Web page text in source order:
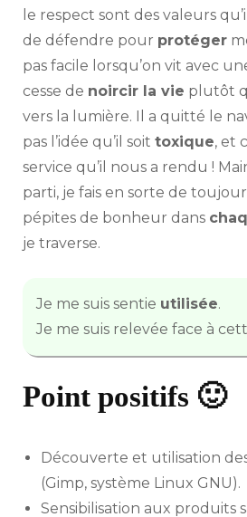
le respect sont des valeurs
de défendre pour protéger
pas facile lorsqu’on vit avec
cesse de noircir la vie plutôt
vers la lumière. Il a quitté le
pas l’idée qu’il soit toxique, et
service qu’il nous a rendu !
parti, je fais en sorte de
pépites de bonheur dans
je traverse.
Je me suis sentie utilisée.
Je me suis relevée face à
Point positifs 🙂
Découverte et utilisation
(Gimp, système Linux GNU).
Sensibilisation aux produits